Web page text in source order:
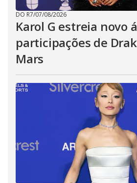
DO R7/07/08/2026
Karol G estreia novo
participações de
Mars